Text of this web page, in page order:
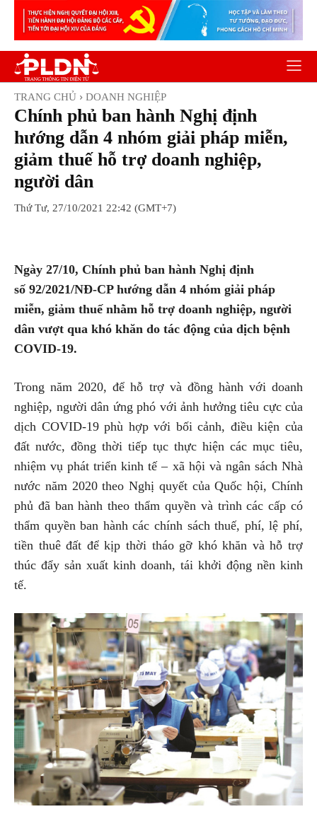
TRANG CHỦ DOANH NGHIỆP
Chính phủ ban hành Nghị định
hướng dẫn 4 nhóm giải pháp miễn,
giảm thuế hỗ trợ doanh nghiệp,
người dân
Thứ Tư, 27/10/2021 22:42 (GMT+7)
Ngày 27/10, Chính phủ ban hành Nghị định
số 92/2021/NĐ-CP hướng dẫn 4 nhóm giải pháp
miễn, giảm thuế nhằm hỗ trợ doanh nghiệp, người
dân vượt qua khó khăn do tác động của dịch bệnh
COVID-19.
Trong năm 2020, để hỗ trợ và đồng hành với doanh
nghiệp, người dân ứng phó với ảnh hưởng tiêu cực của
dịch COVID-19 phù hợp với bối cảnh, điều kiện của
đất nước, đồng thời tiếp tục thực hiện các mục tiêu,
nhiệm vụ phát triển kinh tế – xã hội và ngân sách Nhà
nước năm 2020 theo Nghị quyết của Quốc hội, Chính
phủ đã ban hành theo thẩm quyền và trình các cấp có
thẩm quyền ban hành các chính sách thuế, phí, lệ phí,
tiền thuê đất để kịp thời tháo gỡ khó khăn và hỗ trợ
thúc đẩy sản xuất kinh doanh, tái khởi động nền kinh
tế.